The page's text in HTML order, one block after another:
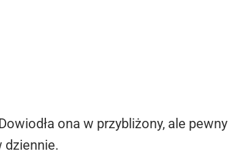
ona w przybliżony, ale pewny
dziennie.